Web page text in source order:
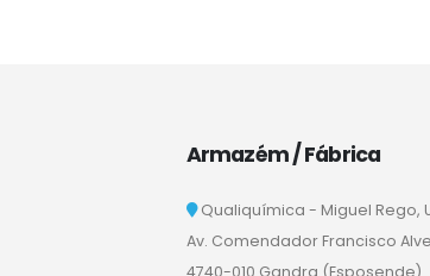
Armazém / Fábrica
Qualiquímica - Miguel Rego,
Av. Comendador Francisco
4740-010 Gandra (Esposende)